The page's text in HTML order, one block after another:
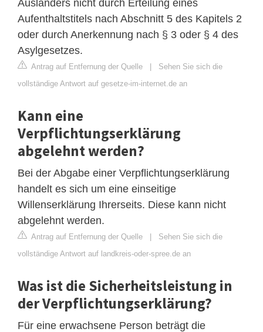
Ausländers nicht durch Erteilung eines
Aufenthaltstitels nach Abschnitt 5 des Kapitels 2
oder durch Anerkennung nach § 3 oder § 4 des
Asylgesetzes.
Antrag auf Entfernung der Quelle | Sehen Sie sich die
vollständige Antwort auf gesetze-im-internet.de an
Kann eine
Verpflichtungserklärung
abgelehnt werden?
Bei der Abgabe einer Verpflichtungserklärung
handelt es sich um eine einseitige
Willenserklärung Ihrerseits. Diese kann nicht
abgelehnt werden.
Antrag auf Entfernung der Quelle | Sehen Sie sich die
vollständige Antwort auf landkreis-oder-spree.de an
Was ist die Sicherheitsleistung in
der Verpflichtungserklärung?
Für eine erwachsene Person beträgt die